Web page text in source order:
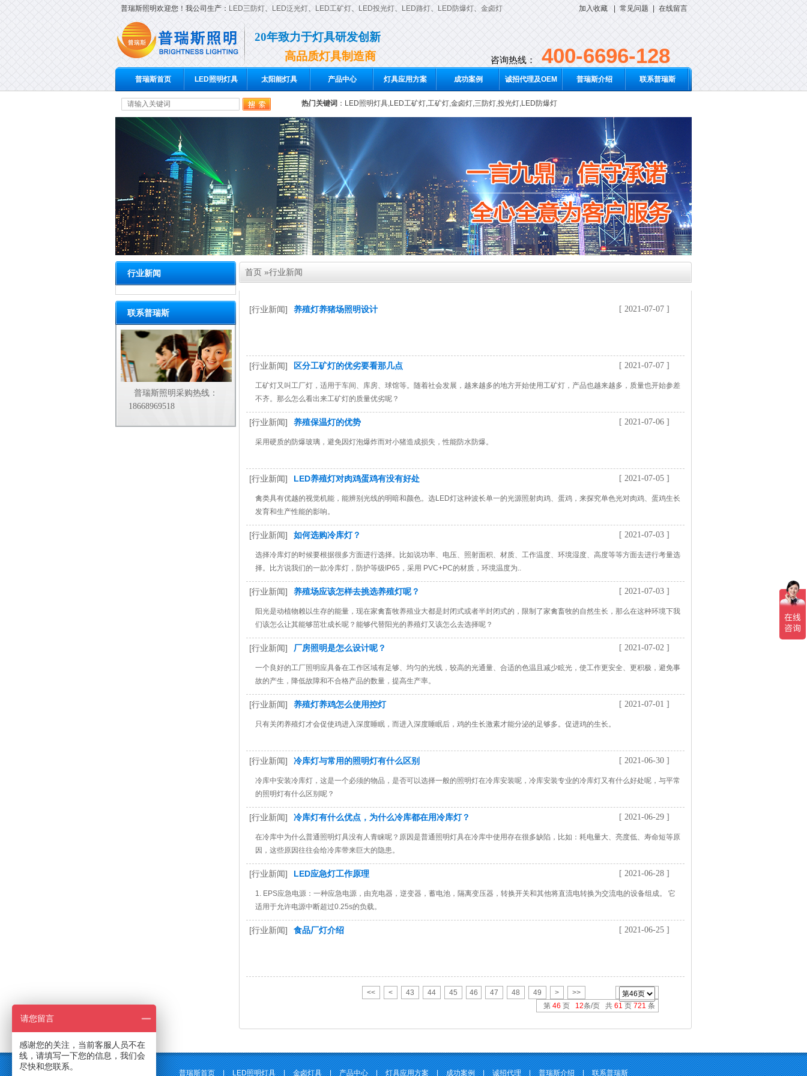
加入收藏 常见问题 在线留言
普瑞斯照明欢迎您！我公司生产： LED三防灯、 LED泛光灯、 LED工矿灯、 LED投光灯、 LED路灯、 LED防爆灯、 金卤灯
20年致力于灯具研发创新
高品质灯具制造商
咨询热线： 400-6696-128
普瑞斯首页 LED照明灯具 太阳能灯具 产品中心 灯具应用方案 成功案例 诚招代理及OEM 普瑞斯介绍 联系普瑞斯
热门关键词 ： LED照明灯具,LED工矿灯,工矿灯,金卤灯,三防灯,投光灯,LED防爆灯
行业新闻
联系普瑞斯
普瑞斯照明采购热线：
18668969518
首页 »行业新闻
[行业新闻] 养殖灯养猪场照明设计 [ 2021-07-07 ]
[行业新闻] 区分工矿灯的优劣要看那几点 [ 2021-07-07 ]
工矿灯又叫工厂灯，适用于车间、库房、球馆等。随着社会发展，越来越多的地方开始使用工矿灯，产品也越来越多，质量也开始参差
不齐。那么怎么看出来工矿灯的质量优劣呢？
[行业新闻] 养殖保温灯的优势 [ 2021-07-06 ]
采用硬质的防爆玻璃，避免因灯泡爆炸而对小猪造成损失，性能防水防爆。
[行业新闻] LED养殖灯对肉鸡蛋鸡有没有好处 [ 2021-07-05 ]
禽类具有优越的视觉机能，能辨别光线的明暗和颜色。选LED灯这种波长单一的光源照射肉鸡、蛋鸡，来探究单色光对肉鸡、蛋鸡生长
发育和生产性能的影响。
[行业新闻] 如何选购冷库灯？ [ 2021-07-03 ]
选择冷库灯的时候要根据很多方面进行选择。比如说功率、电压、照射面积、材质、工作温度、环境湿度、高度等等方面去进行考量选
择。比方说我们的一款冷库灯，防护等级IP65，采用 PVC+PC的材质，环境温度为..
[行业新闻] 养殖场应该怎样去挑选养殖灯呢？ [ 2021-07-03 ]
阳光是动植物赖以生存的能量，现在家禽畜牧养殖业大都是封闭式或者半封闭式的，限制了家禽畜牧的自然生长，那么在这种环境下我
们该怎么让其能够茁壮成长呢？能够代替阳光的养殖灯又该怎么去选择呢？
[行业新闻] 厂房照明是怎么设计呢？ [ 2021-07-02 ]
一个良好的工厂照明应具备在工作区域有足够、均匀的光线，较高的光通量、合适的色温且减少眩光，使工作更安全、更积极，避免事
故的产生，降低故障和不合格产品的数量，提高生产率。
[行业新闻] 养殖灯养鸡怎么使用控灯 [ 2021-07-01 ]
只有关闭养殖灯才会促使鸡进入深度睡眠，而进入深度睡眠后，鸡的生长激素才能分泌的足够多。促进鸡的生长。
[行业新闻] 冷库灯与常用的照明灯有什么区别 [ 2021-06-30 ]
冷库中安装冷库灯，这是一个必须的物品，是否可以选择一般的照明灯在冷库安装呢，冷库安装专业的冷库灯又有什么好处呢，与平常
的照明灯有什么区别呢？
[行业新闻] 冷库灯有什么优点，为什么冷库都在用冷库灯？ [ 2021-06-29 ]
在冷库中为什么普通照明灯具没有人青睐呢？原因是普通照明灯具在冷库中使用存在很多缺陷，比如：耗电量大、亮度低、寿命短等原
因，这些原因往往会给冷库带来巨大的隐患。
[行业新闻] LED应急灯工作原理 [ 2021-06-28 ]
1. EPS应急电源：一种应急电源，由充电器，逆变器，蓄电池，隔离变压器，转换开关和其他将直流电转换为交流电的设备组成。 它
适用于允许电源中断超过0.25s的负载。
[行业新闻] 食品厂灯介绍 [ 2021-06-25 ]
<< < 43 44 45 46 47 48 49 >
>>
第 46 页 12条/页 共 61 页 721 条
普瑞斯首页 | LED照明灯具 | 金卤灯具 | 产品中心 | 灯具应用方案 | 成功案例 | 诚招代理 | 普瑞斯介绍 | 联系普瑞斯
请您留言
感谢您的关注，当前客服人员不在
线，请填写一下您的信息，我们会
尽快和您联系。